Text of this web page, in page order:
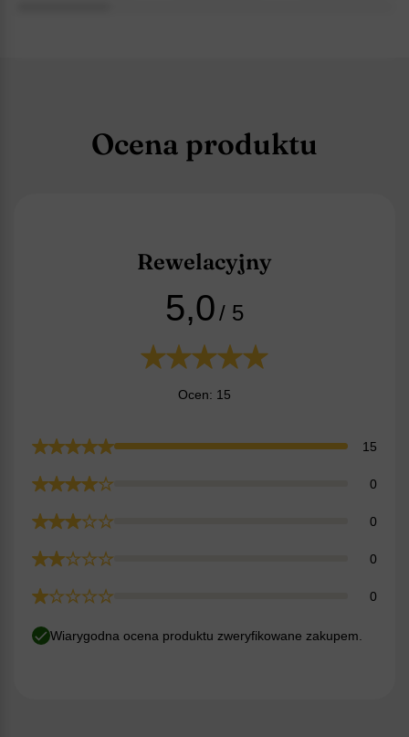
Ocena produktu
Rewelacyjny
5,0/ 5
Ocen: 15
15
0
0
0
0
Wiarygodna ocena produktu zweryfikowane zakupem.